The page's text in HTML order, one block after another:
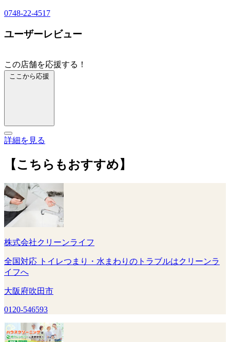
0748-22-4517
ユーザーレビュー
この店舗を応援する！
ここから応援
詳細を見る
【こちらもおすすめ】
株式会社クリーンライフ
全国対応 トイレつまり・水まわりのトラブルはクリーンラ
イフへ
大阪府吹田市
0120-546593